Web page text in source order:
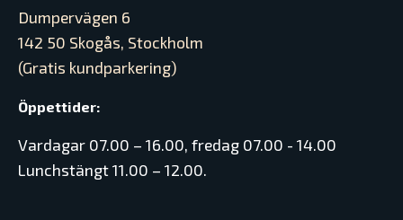
Dumpervägen 6
142 50 Skogås, Stockholm
(Gratis kundparkering)
Öppettider:
Vardagar 07.00 – 16.00, fredag 07.00 - 14.00
Lunchstängt 11.00 – 12.00.